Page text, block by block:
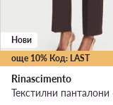
още 10% Код: LAST
Нови
Rinascimento